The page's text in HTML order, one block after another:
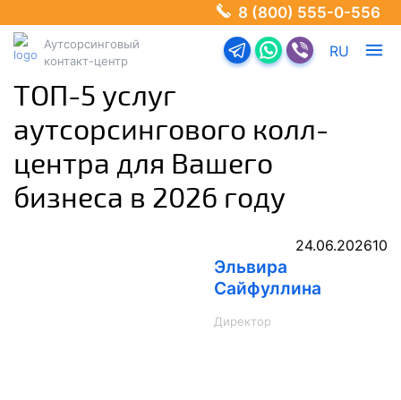
8 (800) 555-0-556
Аутсорсинговый
контакт-центр
Перейти в телеграм-
Перейти в Ватсап
Перейти в
RU
ТОП-5 услуг
аутсорсингового колл-
центра для Вашего
бизнеса в 2026 году
24.06.202610
Эльвира
Сайфуллина
Директор